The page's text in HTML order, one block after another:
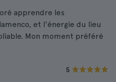
apprendre les
et l'énergie du lieu
Mon moment préféré
5